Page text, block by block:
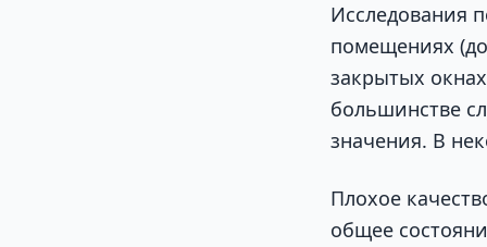
Исследования
помещениях
закрытых
большинстве
значения. В
Плохое
общее